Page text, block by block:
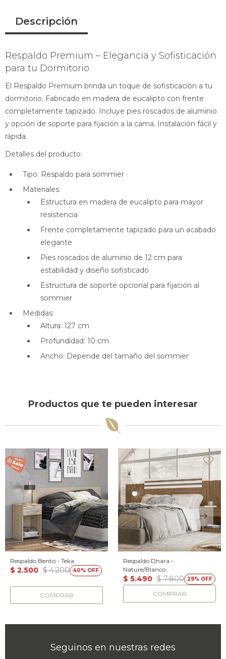
Descripción
Respaldo Premium – Elegancia y Sofisticación
para tu Dormitorio
El Respaldo Premium brinda un toque de sofisticación a tu
dormitorio. Fabricado en madera de eucalipto con frente
completamente tapizado. Incluye pies roscados de aluminio
y opción de soporte para fijación a la cama. Instalación fácil y
rápida.
Detalles del producto:
Tipo: Respaldo para sommier
Materiales:
Estructura en madera de eucalipto para mayor
resistencia
Frente completamente tapizado para un acabado
elegante
Pies roscados de aluminio de 12 cm para
estabilidad y diseño sofisticado
Estructura de soporte opcional para fijación al
sommier
Medidas:
Altura: 127 cm
Profundidad: 10 cm
Ancho: Depende del tamaño del sommier
Productos que te pueden interesar
Respaldo Bento - Teka
$ 2.500 $ 4.200 40
Respaldo Dhara -
Nature/Blanco
$ 5.490 $ 7.800 29
Seguinos en nuestras redes